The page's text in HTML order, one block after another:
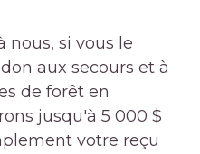
nous, si vous le
aux secours et à
de forêt en
jusqu'à 5 000 $
votre reçu